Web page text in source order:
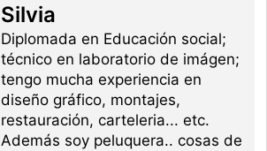
Silvia
Diplomada en Educación social;
técnico en laboratorio de imágen;
tengo mucha experiencia en
diseño gráfico, montajes,
restauración, carteleria... etc.
Además soy peluquera.. cosas de